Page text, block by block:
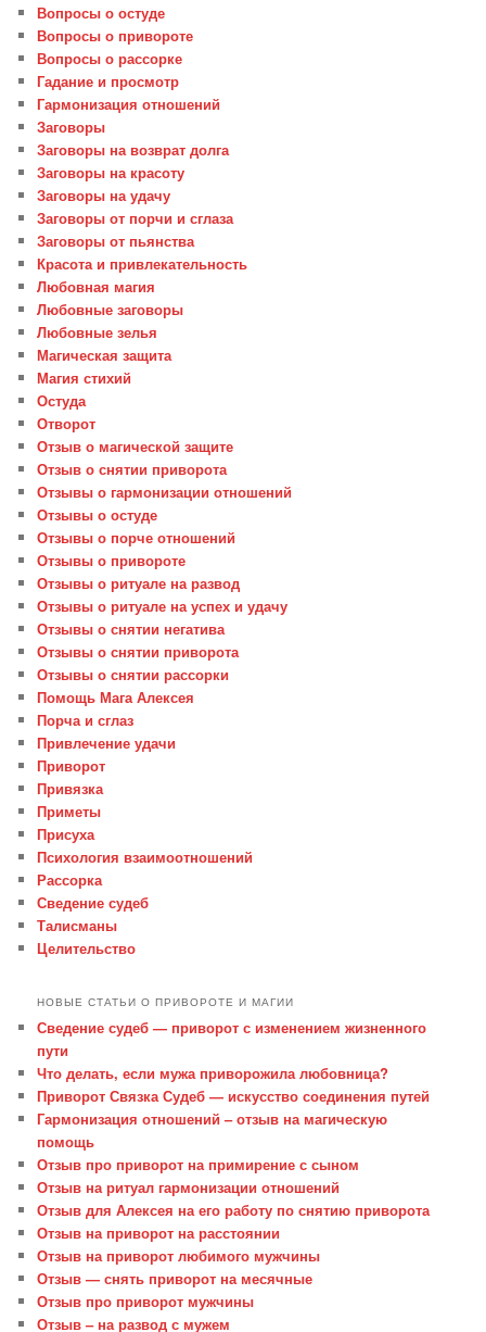
Вопросы о остуде
Вопросы о привороте
Вопросы о рассорке
Гадание и просмотр
Гармонизация отношений
Заговоры
Заговоры на возврат долга
Заговоры на красоту
Заговоры на удачу
Заговоры от порчи и сглаза
Заговоры от пьянства
Красота и привлекательность
Любовная магия
Любовные заговоры
Любовные зелья
Магическая защита
Магия стихий
Остуда
Отворот
Отзыв о магической защите
Отзыв о снятии приворота
Отзывы о гармонизации отношений
Отзывы о остуде
Отзывы о порче отношений
Отзывы о привороте
Отзывы о ритуале на развод
Отзывы о ритуале на успех и удачу
Отзывы о снятии негатива
Отзывы о снятии приворота
Отзывы о снятии рассорки
Помощь Мага Алексея
Порча и сглаз
Привлечение удачи
Приворот
Привязка
Приметы
Присуха
Психология взаимоотношений
Рассорка
Сведение судеб
Талисманы
Целительство
НОВЫЕ СТАТЬИ О ПРИВОРОТЕ И МАГИИ
Сведение судеб — приворот с изменением жизненного
пути
Что делать, если мужа приворожила любовница?
Приворот Связка Судеб — искусство соединения путей
Гармонизация отношений – отзыв на магическую
помощь
Отзыв про приворот на примирение с сыном
Отзыв на ритуал гармонизации отношений
Отзыв для Алексея на его работу по снятию приворота
Отзыв на приворот на расстоянии
Отзыв на приворот любимого мужчины
Отзыв — снять приворот на месячные
Отзыв про приворот мужчины
Отзыв – на развод с мужем